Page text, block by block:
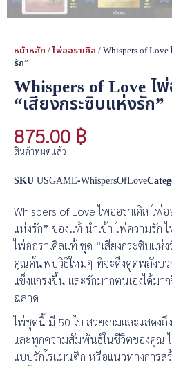
หน้าหลัก /ไพ่ออราเคิล / Whispers of
รัก”
Whispers of Love ไ
“เสียงกระซิบแห่งรัก”
875.00 ฿
สินค้าหมดแล้ว
SKUUSGAME-WhispersOfLove
Whispers of Love ไพ่ออราเคิล ไพ่
แห่งรัก” ของแท้ นำเข้า ไพ่ความรัก
ไพ่ออราเคิลแท้ ชุด “เสียงกระซิบแห่
คุณค้นพบวิธีใหม่ๆ ที่จะดึงดูดพลังบ
แข็งแกร่งขึ้น และรักมากตนเองได้ม
ฉลาด
ไพ่ชุดนี้ มี 50 ใบ สวยงามและแสดงถึ
และทุกความสัมพันธ์ในชีวิตของคุณ
แบบรักโรแมนติก หรือแนวทางการ